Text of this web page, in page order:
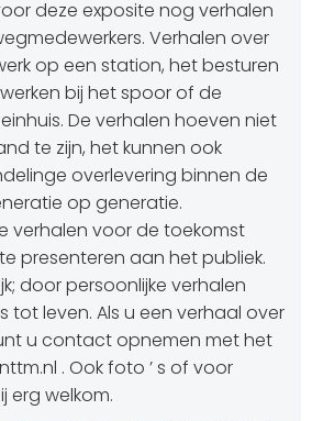
deze exposite nog verhalen
Verhalen over
op een station, het besturen
bij het spoor of de
De verhalen hoeven niet
te zijn, het kunnen ook
overlevering binnen de
op generatie.
verhalen voor de toekomst
presenteren aan het publiek.
door persoonlijke verhalen
tot leven. Als u een verhaal over
u contact opnemen met het
. Ook foto ’ s of voor
erg welkom.